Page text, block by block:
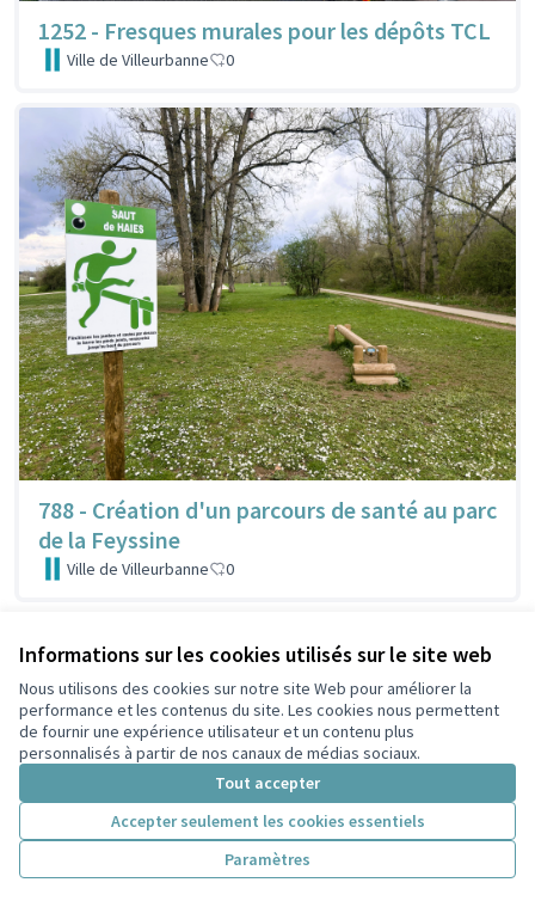
Informations sur les cookies utilisés sur le site web
Nous utilisons des cookies sur notre site Web pour améliorer la
performance et les contenus du site. Les cookies nous permettent
de fournir une expérience utilisateur et un contenu plus
personnalisés à partir de nos canaux de médias sociaux.
Tout accepter
Accepter seulement les cookies essentiels
Paramètres
1252 - Fresques murales pour les dépôts TCL
Ville de Villeurbanne 0
788 - Création d'un parcours de santé au parc
de la Feyssine
Ville de Villeurbanne 0